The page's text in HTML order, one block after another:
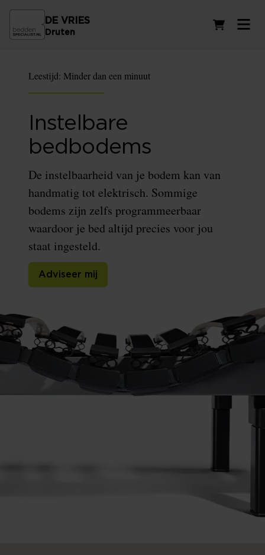
DE VRIES
Druten
Leestijd: Minder dan een minuut
Instelbare
bedbodems
De instelbaarheid van je bodem kan van
handmatig tot elektrisch. Sommige
bodems zijn zelfs programmeerbaar
waardoor je bed altijd precies voor jou
staat ingesteld.
Adviseer mij